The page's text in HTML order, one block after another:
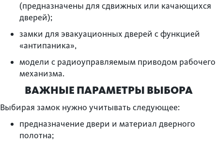
(предназначены для сдвижных или качающихся
дверей);
замки для эвакуационных дверей с функцией
«антипаника»,
модели с радиоуправляемым приводом рабочего
механизма.
ВАЖНЫЕ ПАРАМЕТРЫ ВЫБОРА
Выбирая замок нужно учитывать следующее:
предназначение двери и материал дверного
полотна;